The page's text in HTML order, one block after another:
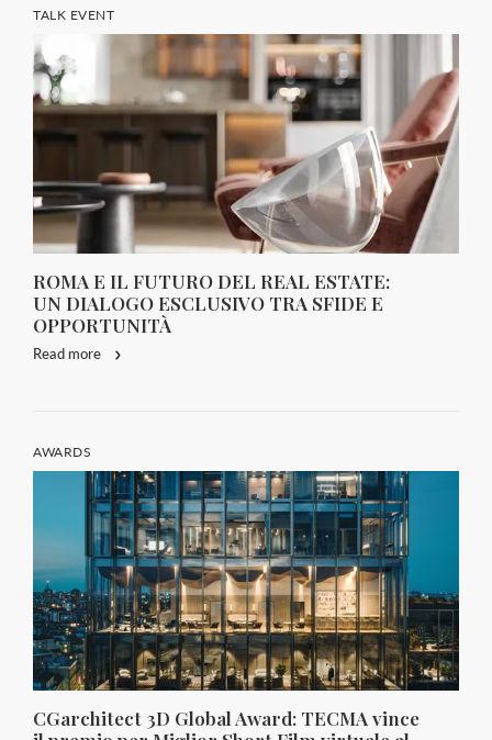
TALK EVENT
ROMA E IL FUTURO DEL REAL ESTATE:
UN DIALOGO ESCLUSIVO TRA SFIDE E
OPPORTUNITÀ
Read more
AWARDS
CGarchitect 3D Global Award: TECMA vince